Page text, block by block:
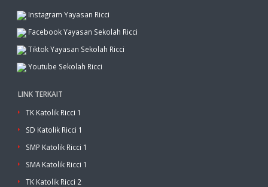
Instagram Yayasan Ricci
Facebook Yayasan Sekolah Ricci
Tiktok Yayasan Sekolah Ricci
Youtube Sekolah Ricci
LINK TERKAIT
TK Katolik Ricci 1
SD Katolik Ricci 1
SMP Katolik Ricci 1
SMA Katolik Ricci 1
TK Katolik Ricci 2